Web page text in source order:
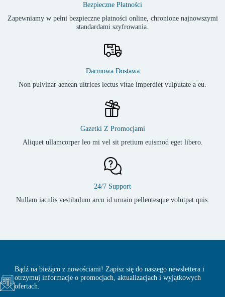
Bezpieczne Płatności
Zapewniamy w pełni bezpieczne płatności online, chronione najnowszymi
standardami szyfrowania.
Darmowa Dostawa
Non pulvinar aenean ultrices lectus vitae imperdiet vulputate a eu.
Gazetki Z Promocjami
Aliquet ullamcorper leo mi vel sit pretium euismod eget libero.
24/7 Support
Nullam iaculis vestibulum arcu id urnain pellentesque volutpat quis.
Bądź na bieżąco z nowościami! Zapisz się do naszego newslettera i
otrzymuj informacje o promocjach, aktualizacjach i wyjątkowych
ofertach.